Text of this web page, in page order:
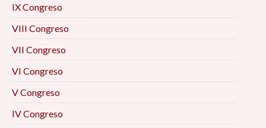
IX Congreso
VIII Congreso
VII Congreso
VI Congreso
V Congreso
IV Congreso